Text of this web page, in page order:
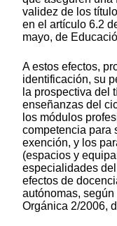
validez de los
en el artículo 6.2
mayo, de
A estos efectos,
identificación, su
la prospectiva del
enseñanzas del
los módulos
competencia para
exención, y los
(espacios y
especialidades
efectos de
autónomas,
Orgánica 2/2006,